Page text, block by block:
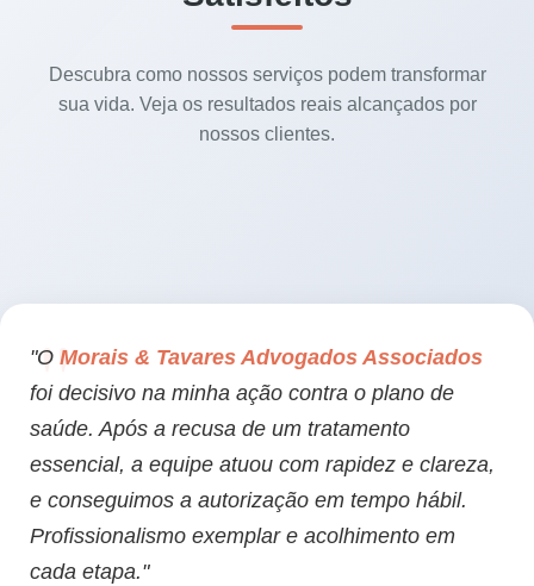
Descubra como nossos serviços podem transformar
sua vida. Veja os resultados reais alcançados por
nossos clientes.
"O Morais & Tavares Advogados Associados
foi decisivo na minha ação contra o plano de
saúde. Após a recusa de um tratamento
essencial, a equipe atuou com rapidez e clareza,
e conseguimos a autorização em tempo hábil.
Profissionalismo exemplar e acolhimento em
cada etapa."